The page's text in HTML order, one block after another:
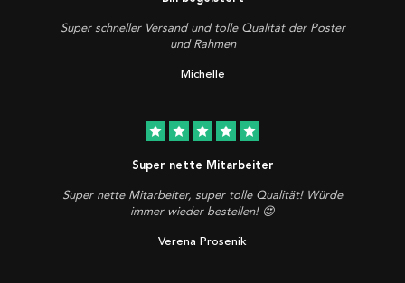
Super schneller Versand und tolle Qualität der Poster
und Rahmen
Michelle
star star star star star
Super nette Mitarbeiter
Super nette Mitarbeiter, super tolle Qualität! Würde
immer wieder bestellen! 😍
Verena Prosenik